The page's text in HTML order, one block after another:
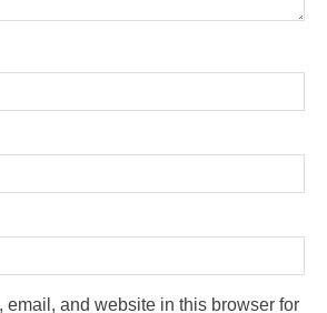
email, and website in this browser for